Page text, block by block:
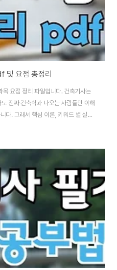
및 요점 총정리
요점 정리 파일입니다. 건축기사는
진짜 건축학과 나오는 사람들만 이해
다. 그래서 핵심 이론, 키워드 별 실기
을 고르는 게 좋지만, 문제는 양이 상
공부하는 게 합격률을 높이는 팁이기
된다고 할 정도로 매우 어려운 시험입
사 필기 시험에 도움이 되었으면 좋
5개입니다. 1. 건축 계획 2. 건축 시